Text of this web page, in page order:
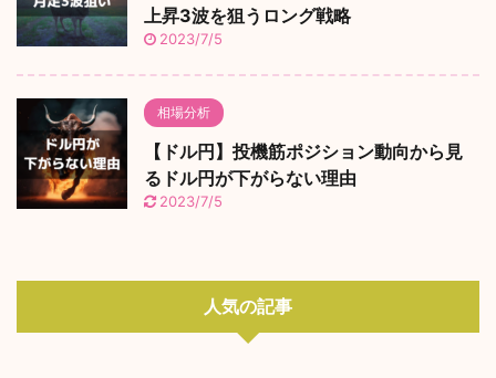
上昇3波を狙うロング戦略
2023/7/5
相場分析
【ドル円】投機筋ポジション動向から見
るドル円が下がらない理由
2023/7/5
人気の記事